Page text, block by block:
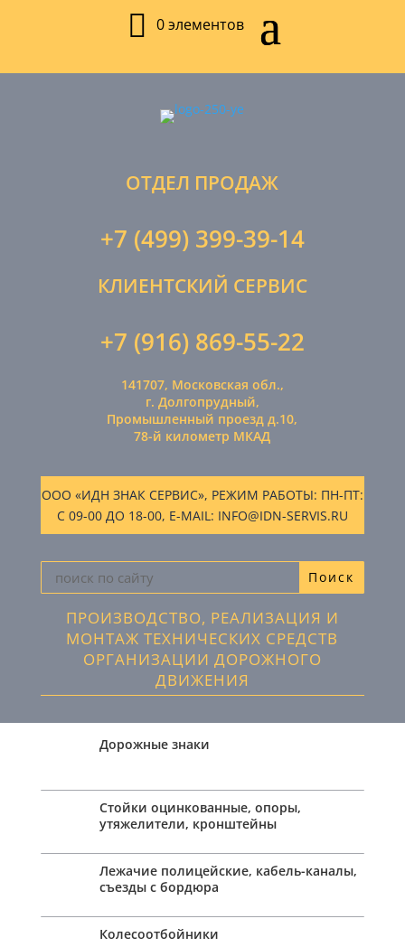
0 элементов
ОТДЕЛ ПРОДАЖ
+7 (499) 399-39-14
КЛИЕНТСКИЙ СЕРВИС
+7 (916) 869-55-22
141707, Московская обл.,
г. Долгопрудный,
Промышленный проезд д.10,
78-й километр МКАД
ООО «ИДН ЗНАК СЕРВИС», РЕЖИМ РАБОТЫ: ПН-ПТ:
С 09-00 ДО 18-00, E-MAIL: INFO@IDN-SERVIS.RU
ПРОИЗВОДСТВО, РЕАЛИЗАЦИЯ И
МОНТАЖ ТЕХНИЧЕСКИХ СРЕДСТВ
ОРГАНИЗАЦИИ ДОРОЖНОГО
ДВИЖЕНИЯ
Дорожные знаки
Стойки оцинкованные, опоры,
утяжелители, кронштейны
Лежачие полицейские, кабель-каналы,
съезды с бордюра
Колесоотбойники